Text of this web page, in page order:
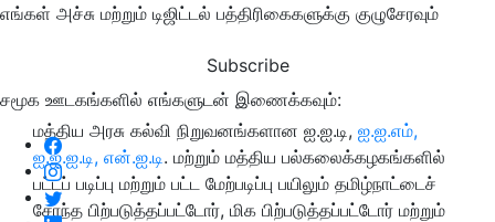
எங்கள் அச்சு மற்றும் டிஜிட்டல் பத்திரிகைகளுக்கு குழுசேரவும்
Subscribe
சமூக ஊடகங்களில் எங்களுடன் இணைக்கவும்:
மத்திய அரசு கல்வி நிறுவனங்களான ஐ.ஐ.டி, ஐ.ஐ.எம்,
ஐ.ஐ.ஐ.டி, என்.ஐ.டி. மற்றும் மத்திய பல்கலைக்கழகங்களில்
பட்டப் படிப்பு மற்றும் பட்ட மேற்படிப்பு பயிலும் தமிழ்நாட்டைச்
சேர்ந்த பிற்படுத்தப்பட்டோர், மிக பிற்படுத்தப்பட்டோர் மற்றும்